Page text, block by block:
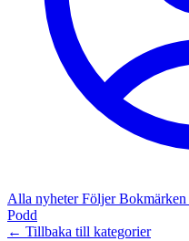
Alla nyheterFöljerBokmärken
Podd
← Tillbaka till kategorier